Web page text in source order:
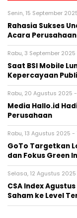
Senin, 15 September
Rahasia Sukses
Acara Perusahaan
Rabu, 3 September 2025
Saat BSI Mobile
Kepercayaan
Rabu, 20 Agustus 2025 -
Media Hallo.id
Perusahaan
Rabu, 13 Agustus 2025 -
GoTo Targetkan
dan Fokus Green
Selasa, 12 Agustus 2025
CSA Index
Saham ke Level